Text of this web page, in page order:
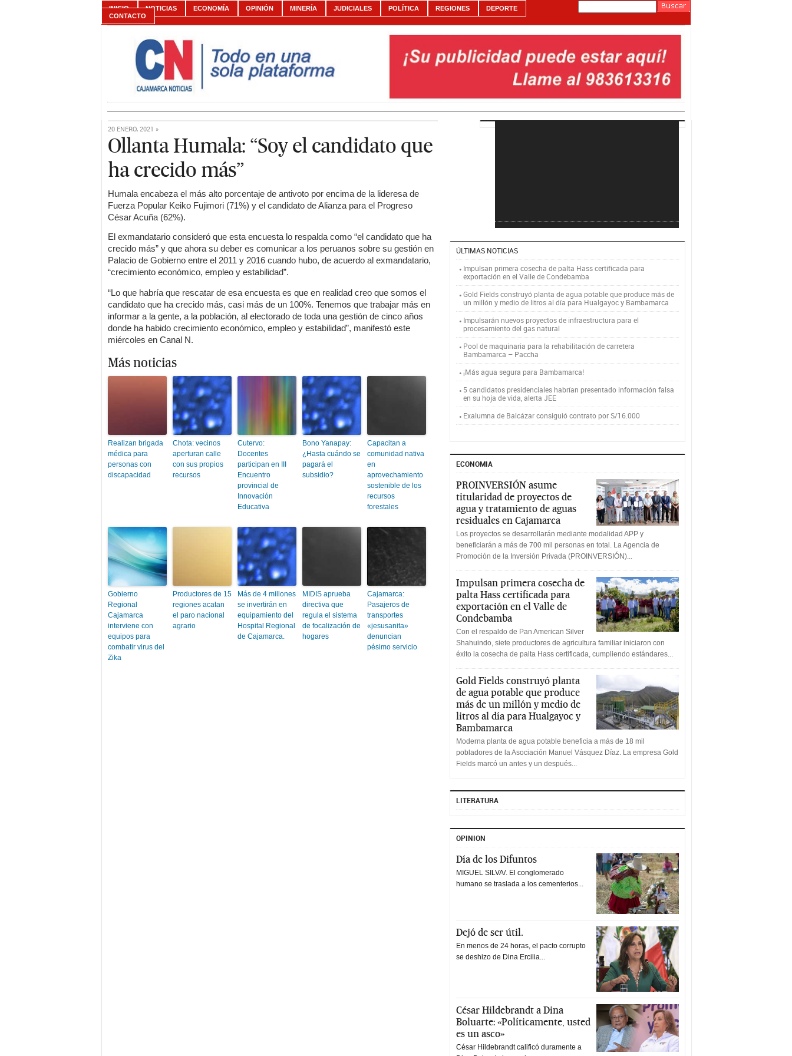
INICIO NOTICIAS ECONOMÍA OPINIÓN MINERÍA JUDICIALES POLÍTICA REGIONES
DEPORTE
CONTACTO
20 ENERO, 2021 »
Ollanta Humala: “Soy el candidato que
ha crecido más”
Humala encabeza el más alto porcentaje de antivoto por encima de la lideresa de
Fuerza Popular Keiko Fujimori (71%) y el candidato de Alianza para el Progreso
César Acuña (62%).
El exmandatario consideró que esta encuesta lo respalda como “el candidato que ha
crecido más” y que ahora su deber es comunicar a los peruanos sobre su gestión en
Palacio de Gobierno entre el 2011 y 2016 cuando hubo, de acuerdo al exmandatario,
“crecimiento económico, empleo y estabilidad”.
“Lo que habría que rescatar de esa encuesta es que en realidad creo que somos el
candidato que ha crecido más, casi más de un 100%. Tenemos que trabajar más en
informar a la gente, a la población, al electorado de toda una gestión de cinco años
donde ha habido crecimiento económico, empleo y estabilidad”, manifestó este
miércoles en Canal N.
Más noticias
Realizan brigada
médica para
personas con
discapacidad
Chota: vecinos
aperturan calle
con sus propios
recursos
Cutervo:
Docentes
participan en III
Encuentro
provincial de
Innovación
Educativa
Bono Yanapay:
¿Hasta cuándo se
pagará el
subsidio?
Capacitan a
comunidad nativa
en
aprovechamiento
sostenible de los
recursos
forestales
Gobierno
Regional
Cajamarca
interviene con
equipos para
combatir virus del
Zika
Productores de 15
regiones acatan
el paro nacional
agrario
Más de 4 millones
se invertirán en
equipamiento del
Hospital Regional
de Cajamarca.
MIDIS aprueba
directiva que
regula el sistema
de focalización de
hogares
Cajamarca:
Pasajeros de
transportes
«jesusanita»
denuncian
pésimo servicio
ÚLTIMAS NOTICIAS
Impulsan primera cosecha de palta Hass certificada para
exportación en el Valle de Condebamba
Gold Fields construyó planta de agua potable que produce más de
un millón y medio de litros al día para Hualgayoc y Bambamarca
Impulsarán nuevos proyectos de infraestructura para el
procesamiento del gas natural
Pool de maquinaria para la rehabilitación de carretera
Bambamarca – Paccha
¡Más agua segura para Bambamarca!
5 candidatos presidenciales habrían presentado información falsa
en su hoja de vida, alerta JEE
Exalumna de Balcázar consiguió contrato por S/16.000
ECONOMIA
PROINVERSIÓN asume
titularidad de proyectos de
agua y tratamiento de aguas
residuales en Cajamarca
Los proyectos se desarrollarán mediante modalidad APP y
beneficiarán a más de 700 mil personas en total. La Agencia de
Promoción de la Inversión Privada (PROINVERSIÓN)...
Impulsan primera cosecha de
palta Hass certificada para
exportación en el Valle de
Condebamba
Con el respaldo de Pan American Silver
Shahuindo, siete productores de agricultura familiar iniciaron con
éxito la cosecha de palta Hass certificada, cumpliendo estándares...
Gold Fields construyó planta
de agua potable que produce
más de un millón y medio de
litros al día para Hualgayoc y
Bambamarca
Moderna planta de agua potable beneficia a más de 18 mil
pobladores de la Asociación Manuel Vásquez Díaz. La empresa Gold
Fields marcó un antes y un después...
LITERATURA
OPINION
Día de los Difuntos
MIGUEL SILVA/. El conglomerado
humano se traslada a los cementerios...
Dejó de ser útil.
En menos de 24 horas, el pacto corrupto
se deshizo de Dina Ercilia...
César Hildebrandt a Dina
Boluarte: «Políticamente, usted
es un asco»
César Hildebrandt calificó duramente a